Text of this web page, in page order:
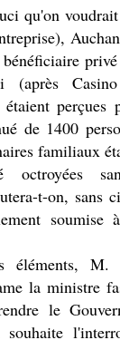
qu'on
(après
perçues
de 1400
familiaux
t-on, sans
soumise
éléments, M.
la ministre
le
souhaite